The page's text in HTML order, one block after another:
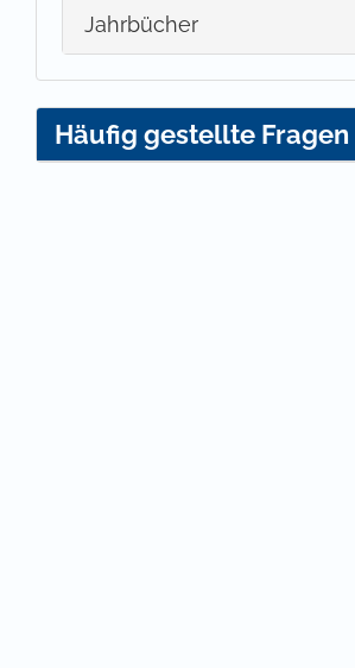
Jahrbücher
Häufig gestellte Fragen